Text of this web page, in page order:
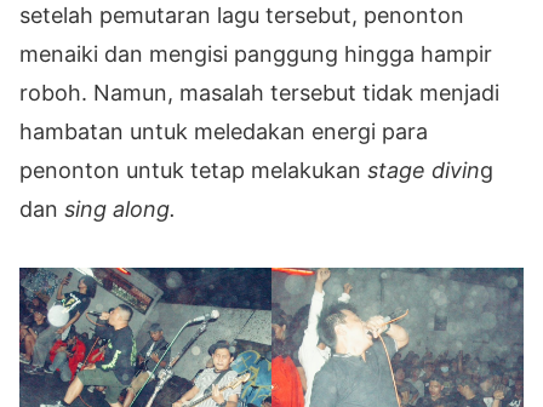
setelah pemutaran lagu tersebut, penonton
menaiki dan mengisi panggung hingga hampir
roboh. Namun, masalah tersebut tidak menjadi
hambatan untuk meledakan energi para
penonton untuk tetap melakukan stage diving
dan sing along.